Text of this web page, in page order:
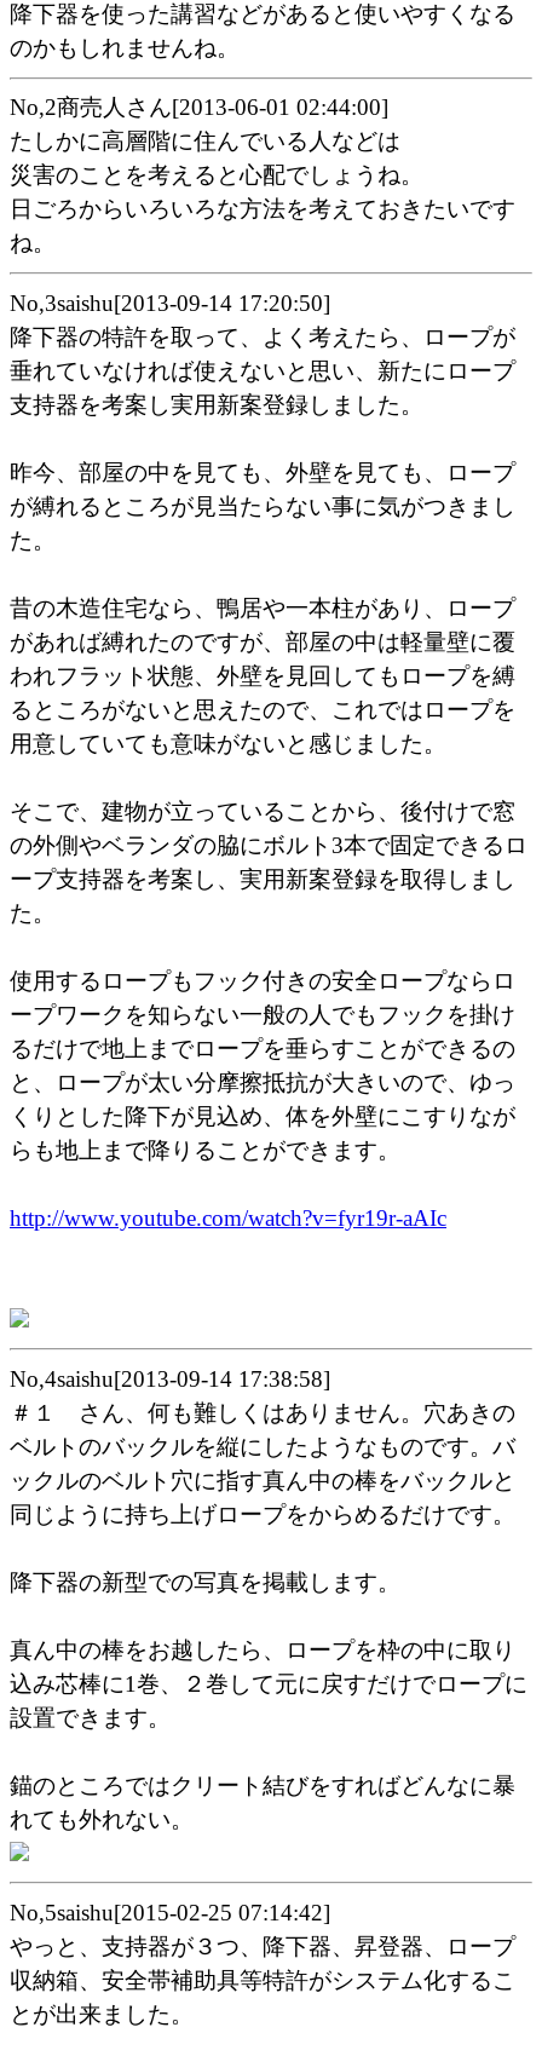
降下器を使った講習などがあると使いやすくなる
のかもしれませんね。
No,2商売人さん[2013-06-01 02:44:00]
たしかに高層階に住んでいる人などは
災害のことを考えると心配でしょうね。
日ごろからいろいろな方法を考えておきたいです
ね。
No,3saishu[2013-09-14 17:20:50]
降下器の特許を取って、よく考えたら、ロープが
垂れていなければ使えないと思い、新たにロープ
支持器を考案し実用新案登録しました。
昨今、部屋の中を見ても、外壁を見ても、ロープ
が縛れるところが見当たらない事に気がつきまし
た。
昔の木造住宅なら、鴨居や一本柱があり、ロープ
があれば縛れたのですが、部屋の中は軽量壁に覆
われフラット状態、外壁を見回してもロープを縛
るところがないと思えたので、これではロープを
用意していても意味がないと感じました。
そこで、建物が立っていることから、後付けで窓
の外側やベランダの脇にボルト3本で固定できるロ
ープ支持器を考案し、実用新案登録を取得しまし
た。
使用するロープもフック付きの安全ロープならロ
ープワークを知らない一般の人でもフックを掛け
るだけで地上までロープを垂らすことができるの
と、ロープが太い分摩擦抵抗が大きいので、ゆっ
くりとした降下が見込め、体を外壁にこすりなが
らも地上まで降りることができます。
http://www.youtube.com/watch?v=fyr19r-aAIc
No,4saishu[2013-09-14 17:38:58]
＃１ さん、何も難しくはありません。穴あきの
ベルトのバックルを縦にしたようなものです。バ
ックルのベルト穴に指す真ん中の棒をバックルと
同じように持ち上げロープをからめるだけです。
降下器の新型での写真を掲載します。
真ん中の棒をお越したら、ロープを枠の中に取り
込み芯棒に1巻、２巻して元に戻すだけでロープに
設置できます。
錨のところではクリート結びをすればどんなに暴
れても外れない。
No,5saishu[2015-02-25 07:14:42]
やっと、支持器が３つ、降下器、昇登器、ロープ
収納箱、安全帯補助具等特許がシステム化するこ
とが出来ました。